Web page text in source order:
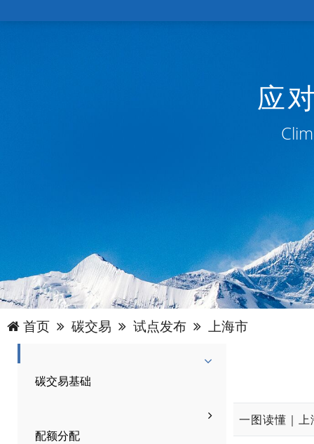
应
首页 碳交易 试点发布 上海市
碳交易基础
配额分配
一图读懂｜